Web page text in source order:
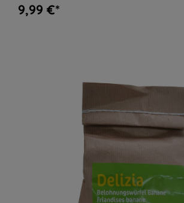
9,99 €*